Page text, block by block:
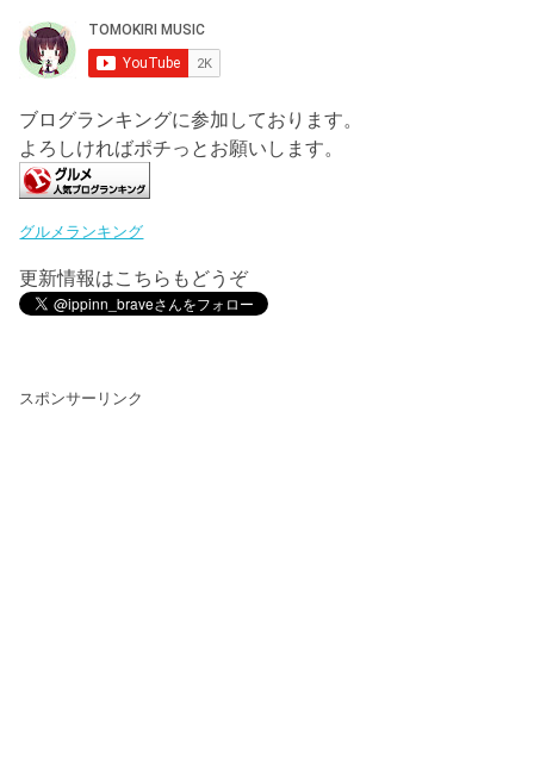
ブログランキングに参加しております。
よろしければポチっとお願いします。
グルメランキング
更新情報はこちらもどうぞ
スポンサーリンク